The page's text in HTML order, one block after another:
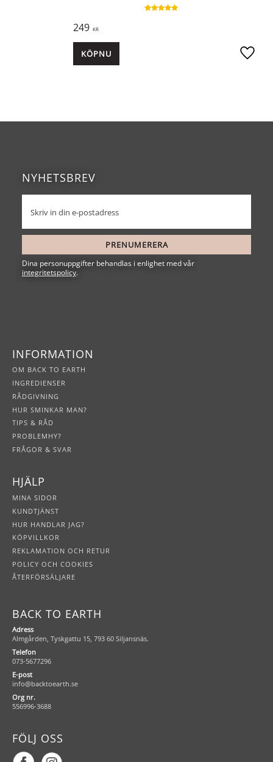
249 KR
Lägg
KÖP
NYHETSBREV
PRENUMERERA
Dina personuppgifter behandlas i enlighet med vår
integritetspolicy.
INFORMATION
OM BACK TO EARTH
INGREDIENSER
RÅDGIVNING
HUR SMINKAR MAN?
TIPS & RÅD
PROBLEMHY?
FRÅGOR & SVAR
HJÄLP
MINA SIDOR
KUNDTJÄNST
HUR HANDLAR JAG?
KÖPVILLKOR
REKLAMATION OCH RETUR
POLICY OCH COOKIES
ÅTERFÖRSÄLJARE
BACK TO EARTH
Adress
Almgården, Tyskgattu 15, 793 60 Siljansnäs.
Telefon
073-5677296
E-post
info@backtoearth.se
Org nr.
556996-3688
FÖLJ OSS